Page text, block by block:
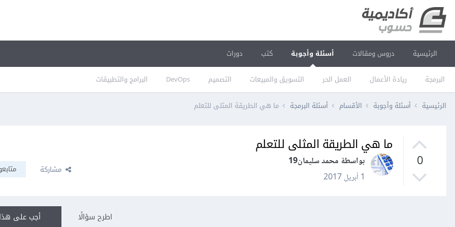
الرئيسية دروس ومقالات أسئلة وأجوبة
البرمجة ريادة الأعمال العمل الحر التسويق والمبيعات التصميم DevOps البرامج والتطبيقات
كتب دورات
الرئيسية أسئلة وأجوبة الأقسام أسئلة البرمجة ما هي الطريقة المثلى للتعلم
0
ما هي الطريقة المثلى للتعلم
بواسطة محمد سليمان19
1 أبريل 2017
مشاركة
أجب على اطرح سؤالًا